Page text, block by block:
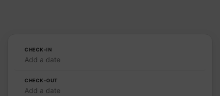
CHECK-IN
Add a date
CHECK-OUT
Add a date